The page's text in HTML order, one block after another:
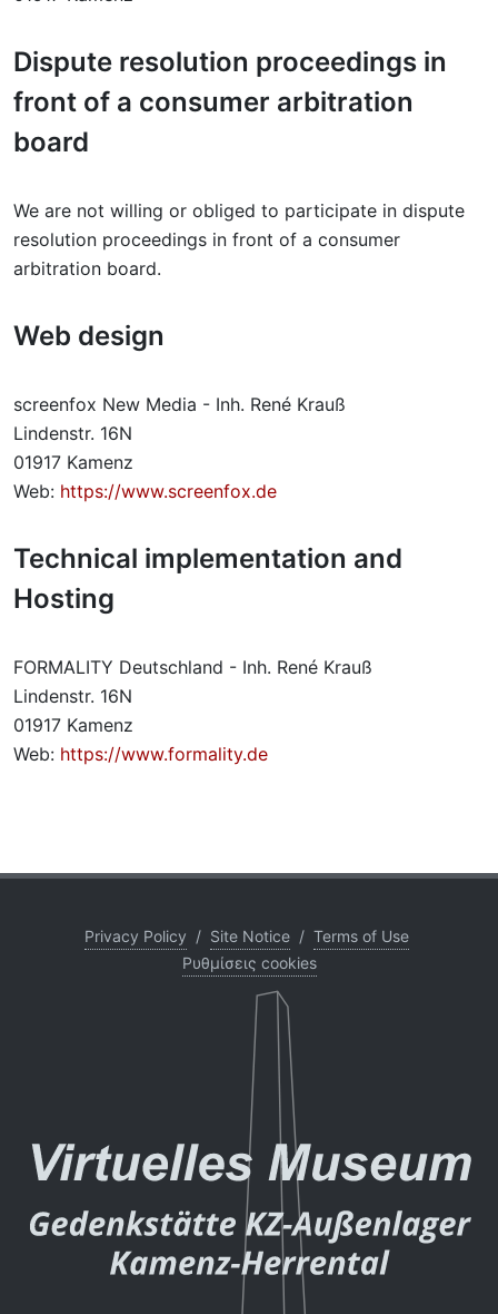
Dispute resolution proceedings in
front of a consumer arbitration
board
We are not willing or obliged to participate in dispute
resolution proceedings in front of a consumer
arbitration board.
Web design
screenfox New Media - Inh. René Krauß
Lindenstr. 16N
01917 Kamenz
Web: https://www.screenfox.de
Technical implementation and
Hosting
FORMALITY Deutschland - Inh. René Krauß
Lindenstr. 16N
01917 Kamenz
Web: https://www.formality.de
Privacy Policy / Site Notice / Terms of Use
Ρυθμίσεις cookies